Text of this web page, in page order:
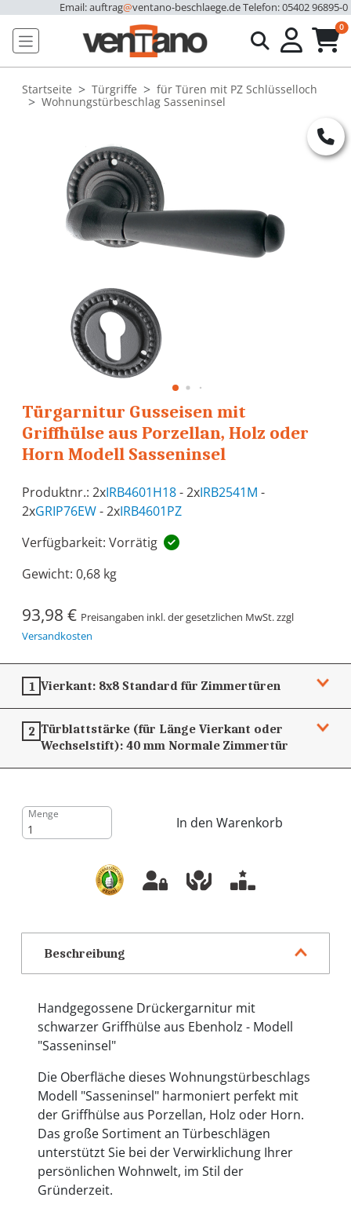
Email: auftrag@ventano-beschlaege.deTelefon: 05402 96895-0
0
Startseite Türgriffe
für Türen mit PZ Schlüsselloch
Wohnungstürbeschlag Sasseninsel
Türgarnitur Gusseisen mit
Griffhülse aus Porzellan, Holz oder
Horn Modell Sasseninsel
Produktnr.: 2xIRB4601H18- 2xIRB2541M -
2xGRIP76EW- 2xIRB4601PZ
Verfügbarkeit: Vorrätig
Gewicht: 0,68 kg
93,98 € Preisangaben inkl. der gesetzlichen MwSt. zzgl
Versandkosten
1 Vierkant: 8x8 Standard für Zimmertüren
2 Türblattstärke (für Länge Vierkant oder
Wechselstift):40 mm Normale Zimmertür
Menge
In den Warenkorb
Beschreibung
Handgegossene Drückergarnitur mit
schwarzer Griffhülse aus Ebenholz - Modell
"Sasseninsel"
Die Oberfläche dieses Wohnungstürbeschlags
Modell "Sasseninsel" harmoniert perfekt mit
der Griffhülse aus Porzellan, Holz oder Horn.
Das große Sortiment an Türbeschlägen
unterstützt Sie bei der Verwirklichung Ihrer
persönlichen Wohnwelt, im Stil der
Gründerzeit.